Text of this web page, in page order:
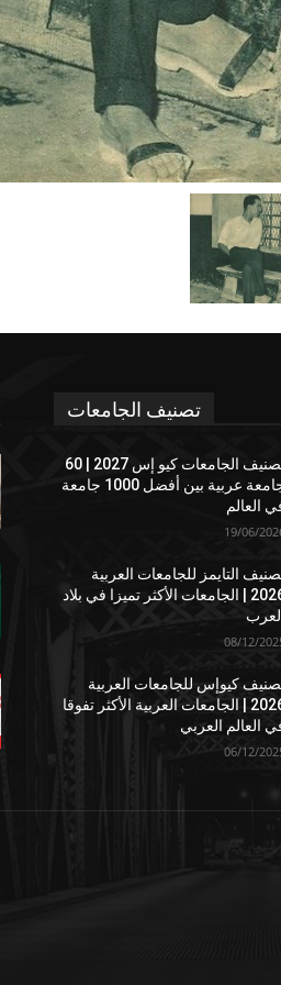
تصنيف الجامعات
تصنيف الجامعات كيو إس 2027 | 60
جامعة عربية بين أفضل 1000 جامعة
العالم
19/06/
التايمز للجامعات العربية
2026 | الجامعات الأكثر تميزا في بلاد
08/12/
كيوإس للجامعات العربية
2026 | الجامعات العربية الأكثر تفوقا
العالم العربي
06/12/